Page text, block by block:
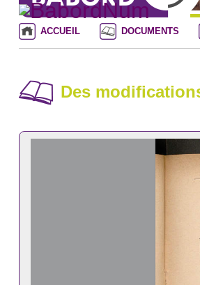
ACCUEIL DOCUMENTS
Des